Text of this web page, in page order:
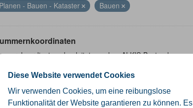
Diese Website verwendet Cookies
Wir verwenden Cookies, um eine reibungslose
Funktionalität der Website garantieren zu können. Es
Planen - Bauen - Kataster Bauen
abgeleitet aus dem ALKIS-Bestand